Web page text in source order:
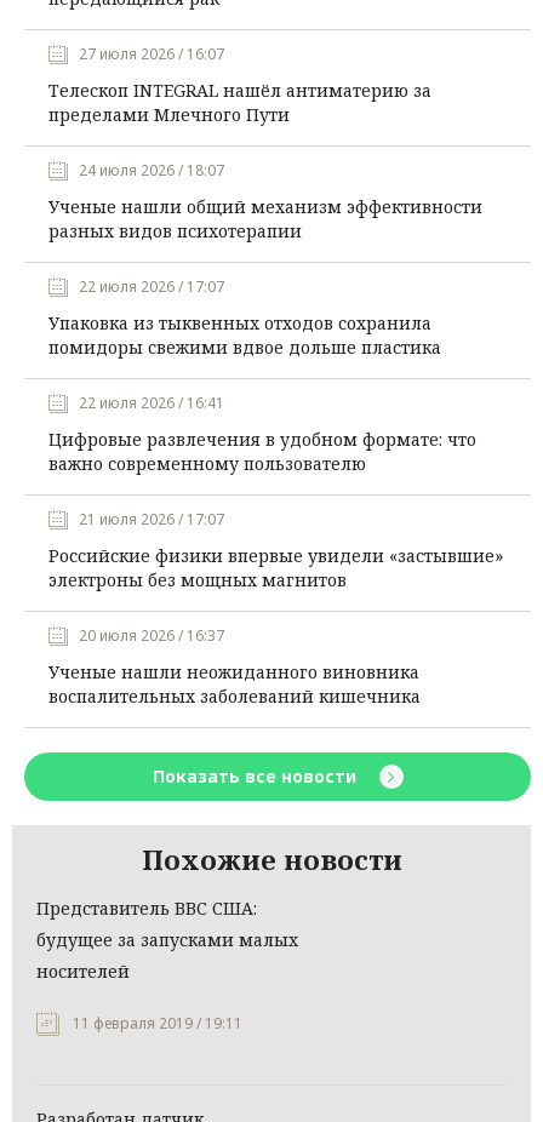
27 июля 2026 / 16:07
Телескоп INTEGRAL нашёл антиматерию за
пределами Млечного Пути
24 июля 2026 / 18:07
Ученые нашли общий механизм эффективности
разных видов психотерапии
22 июля 2026 / 17:07
Упаковка из тыквенных отходов сохранила
помидоры свежими вдвое дольше пластика
22 июля 2026 / 16:41
Цифровые развлечения в удобном формате: что
важно современному пользователю
21 июля 2026 / 17:07
Российские физики впервые увидели «застывшие»
электроны без мощных магнитов
20 июля 2026 / 16:37
Ученые нашли неожиданного виновника
воспалительных заболеваний кишечника
Показать все новости
Похожие новости
Представитель ВВС США:
будущее за запусками малых
носителей
11 февраля 2019 / 19:11